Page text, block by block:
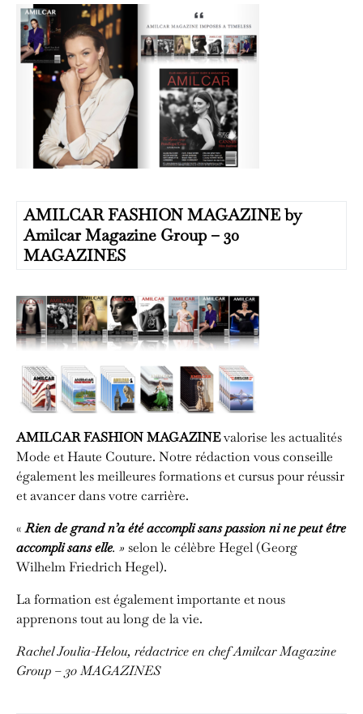
AMILCAR FASHION MAGAZINE by
Amilcar Magazine Group – 30
MAGAZINES
AMILCAR FASHION MAGAZINEvalorise les actualités
Mode et Haute Couture. Notre rédaction vous conseille
également les meilleures formations et cursus pour réussir
et avancer dans votre carrière.
«Rien de grand n’a été accompli sans passion ni ne peut être
accompli sans elle. » selon le célèbre Hegel (Georg
Wilhelm Friedrich Hegel).
La formation est également importante et nous
apprenons tout au long de la vie.
Rachel Joulia-Helou, rédactrice en chefAmilcar Magazine
Group – 30 MAGAZINES